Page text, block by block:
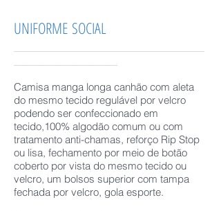
UNIFORME SOCIAL
Camisa manga longa canhão com aleta
do mesmo tecido regulável por velcro
podendo ser confeccionado em
tecido,100% algodão comum ou com
tratamento anti-chamas, reforço Rip Stop
ou lisa, fechamento por meio de botão
coberto por vista do mesmo tecido ou
velcro, um bolsos superior com tampa
fechada por velcro, gola esporte.